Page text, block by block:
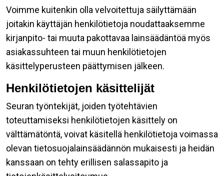
Voimme kuitenkin olla velvoitettuja säilyttämään
joitakin käyttäjän henkilötietoja noudattaaksemme
kirjanpito- tai muuta pakottavaa lainsäädäntöä myös
asiakassuhteen tai muun henkilötietojen
käsittelyperusteen päättymisen jälkeen.
Henkilötietojen käsittelijät
Seuran työntekijät, joiden työtehtävien
toteuttamiseksi henkilötietojen käsittely on
välttämätöntä, voivat käsitellä henkilötietoja voimassa
olevan tietosuojalainsäädännön mukaisesti ja heidän
kanssaan on tehty erillisen salassapito ja